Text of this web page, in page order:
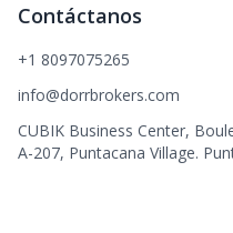
Contáctanos
+1 8097075265
info@dorrbrokers.com
CUBIK Business Center,
A-207, Puntacana Village.